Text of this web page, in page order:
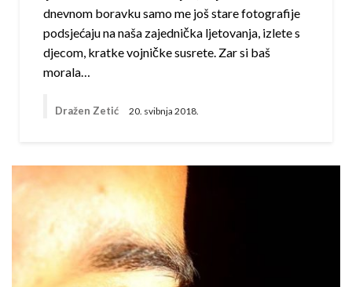
dnevnom boravku samo me još stare fotografije
podsjećaju na naša zajednička ljetovanja, izlete s
djecom, kratke vojničke susrete. Zar si baš
morala…
Dražen Zetić 20. svibnja 2018.